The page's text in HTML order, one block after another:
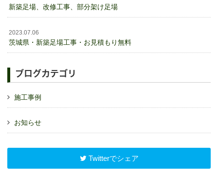
新築足場、改修工事、部分架け足場
2023.07.06
茨城県・新築足場工事・お見積もり無料
ブログカテゴリ
施工事例
お知らせ
Twitterでシェア